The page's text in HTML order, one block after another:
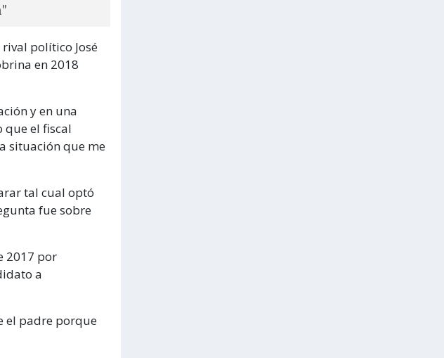
político José
en 2018
y en una
que el fiscal
situación que me
tal cual optó
fue sobre
2017 por
a
el padre porque